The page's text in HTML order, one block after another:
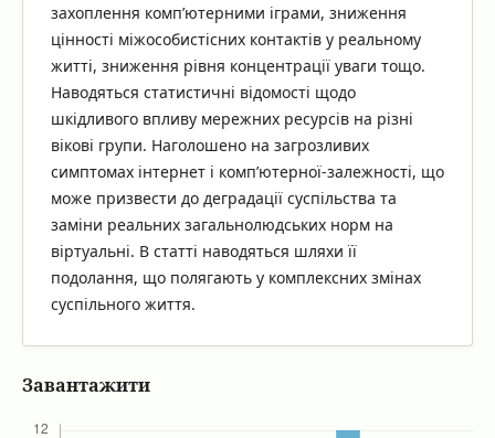
захоплення комп’ютерними іграми, зниження
цінності міжособистісних контактів у реальному
житті, зниження рівня концентрації уваги тощо.
Наводяться статистичні відомості щодо
шкідливого впливу мережних ресурсів на різні
вікові групи. Наголошено на загрозливих
симптомах інтернет і комп’ютерної-залежності, що
може призвести до деградації суспільства та
заміни реальних загальнолюдських норм на
віртуальні. В статті наводяться шляхи її
подолання, що полягають у комплексних змінах
суспільного життя.
Завантажити